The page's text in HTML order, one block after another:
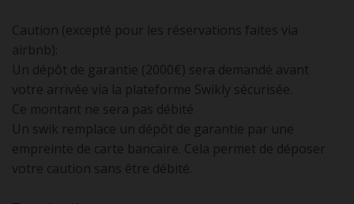
Caution (excepté pour les réservations faites via
airbnb):
Un dépôt de garantie (2000€) sera demandé avant
votre arrivée via la plateforme Swikly sécurisée.
Ce montant ne sera pas débité
Un swik remplace un dépôt de garantie par une
empreinte de carte bancaire. Cela permet de déposer
votre caution sans être débité.